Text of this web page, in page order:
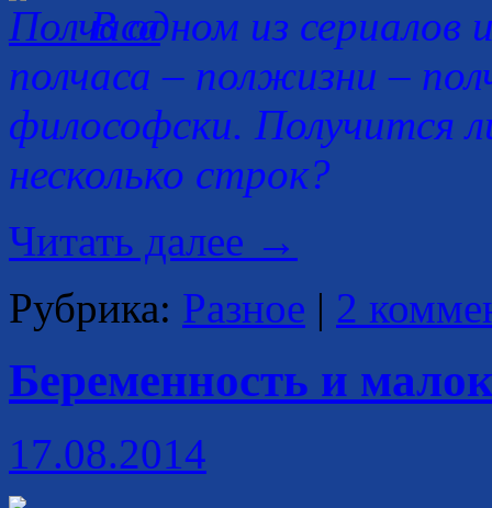
В одном из сериалов
полчаса – полжизни –
философски. Получится
несколько строк?
Читать далее →
Рубрика: Разное | 2
Беременность и
17.08.2014